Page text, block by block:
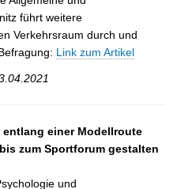
führt weitere
Verkehrsraum durch und
Link zum Artikel
einer Modellroute
zum Sportforum gestalten
und